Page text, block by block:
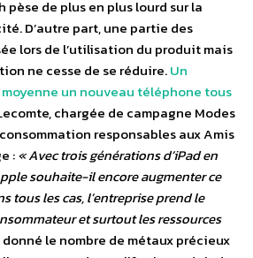
de plus en plus lourd sur la
D’autre part, une partie des
lors de l’utilisation du produit mais
ne cesse de se réduire.Un
un nouveau téléphone tous
chargée de campagne Modes
responsables aux Amis
:« Avec trois générations d’iPad en
souhaite-il encore augmenter ce
tous les cas, l’entreprise prend le
et surtout les ressources
le nombre de métaux précieux